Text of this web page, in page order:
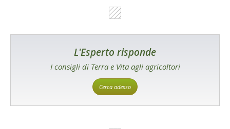
L'Esperto risponde
I consigli di Terra e Vita agli agricoltori
Cerca adesso